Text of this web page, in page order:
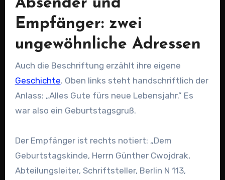
Absender und
Empfänger: zwei
ungewöhnliche Adressen
Auch die Beschriftung erzählt ihre eigene
Geschichte. Oben links steht handschriftlich der
Anlass: „Alles Gute fürs neue Lebensjahr.” Es
war also ein Geburtstagsgruß.
Der Empfänger ist rechts notiert: „Dem
Geburtstagskinde, Herrn Günther Cwojdrak,
Abteilungsleiter, Schriftsteller, Berlin N 113,